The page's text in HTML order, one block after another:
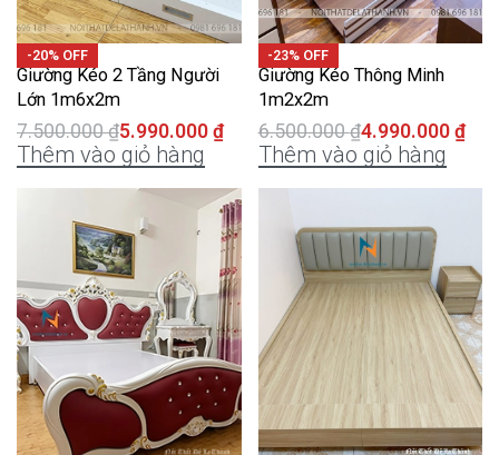
-20% OFF
Giường Kéo 2 Tầng Người
Lớn 1m6x2m
7.500.000₫5.990.000 ₫
Thêm vào giỏ hàng
-23% OFF
Giường Kéo Thông Minh
1m2x2m
6.500.000₫4.990.000 ₫
Thêm vào giỏ hàng